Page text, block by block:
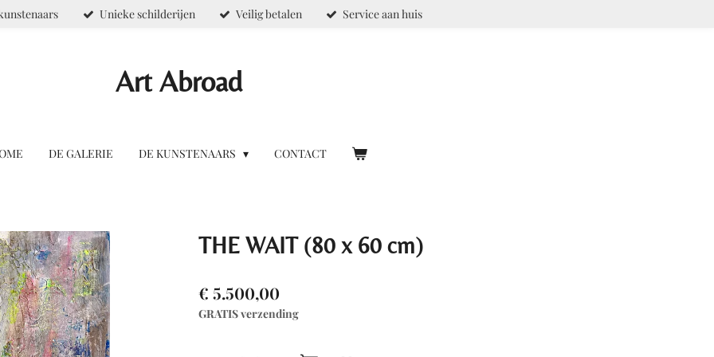
Unieke schilderijen Veilig betalen Service aan huis
Art Abroad
DE GALERIE DE KUNSTENAARS CONTACT
THE WAIT (80 x 60 cm)
€ 5.500,00
GRATIS verzending